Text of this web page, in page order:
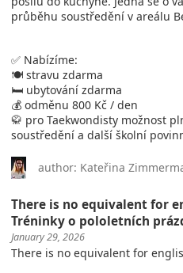
průběhu soustředění v areálu
✅ Nabízíme:
🍽️ stravu zdarma
🛏️ ubytování zdarma
💰 odměnu 800 Kč / den
🥋 pro Taekwondisty možnost
soustředění a další školní
author: Kateřina
There is no equivalent for
Tréninky o pololetních
January 29, 2026
There is no equivalent for